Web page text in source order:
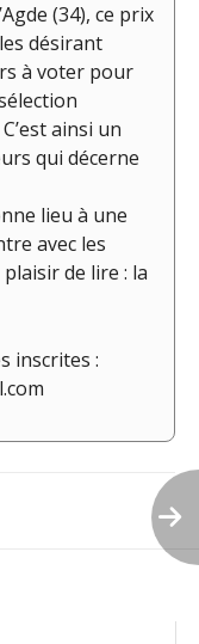
(34), ce prix
désirant
à voter pour
ainsi un
qui décerne
lieu à une
avec les
de lire : la
inscrites :